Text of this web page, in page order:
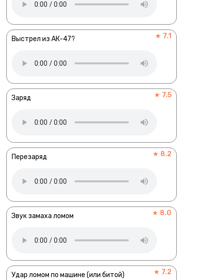
Выстрел из АК-47? ★ 7.1
Заряд ★ 7.5
Перезаряд ★ 8.2
Звук замаха ломом ★ 8.0
Удар ломом по машине (или битой) ★ 7.2